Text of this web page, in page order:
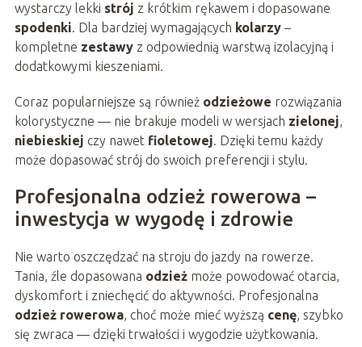
wystarczy lekki strój z krótkim rękawem i dopasowane
spodenki. Dla bardziej wymagających kolarzy–
kompletne zestawyz odpowiednią warstwą izolacyjną i
dodatkowymi kieszeniami.
Coraz popularniejsze są również odzieżowe rozwiązania
kolorystyczne — nie brakuje modeli w wersjach zielonej,
niebieskiej czy nawet fioletowej. Dzięki temu każdy
może dopasować strój do swoich preferencji i stylu.
Profesjonalna odzież rowerowa –
inwestycja w wygodę i zdrowie
Nie warto oszczędzać na stroju do jazdy na rowerze.
Tania, źle dopasowana odzieżmoże powodować otarcia,
dyskomfort i zniechęcić do aktywności. Profesjonalna
odzież rowerowa, choć może mieć wyższą cenę, szybko
się zwraca — dzięki trwałości i wygodzie użytkowania.